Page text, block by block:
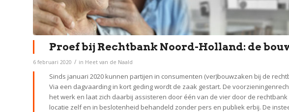
Proef bij Rechtbank Noord-Holland: de
6 februari 2020 / in Heet van de Naald
Sinds januari 2020 kunnen partijen in consumenten (ver)bouwzaken bij de
Via een dagvaarding in kort geding wordt de zaak gestart. De
het werk en laat zich daarbij assisteren door één van de vier door de
locatie zelf en in beslotenheid behandeld zonder pers en publiek erbij. De